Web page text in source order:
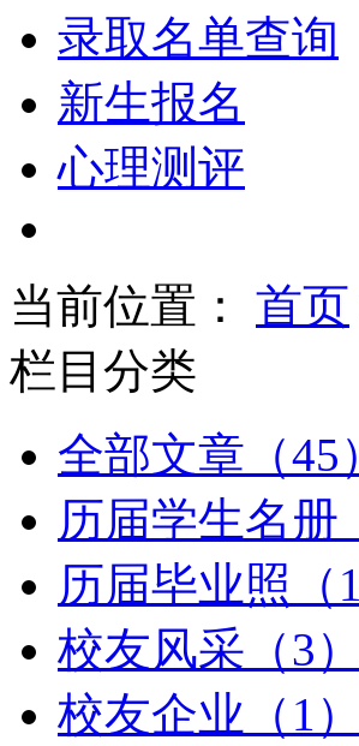
录取名单查询
新生报名
心理测评
当前位置： 首页
栏目分类
全部文章（45
历届学生名册
历届毕业照（
校友风采（3）
校友企业（1）